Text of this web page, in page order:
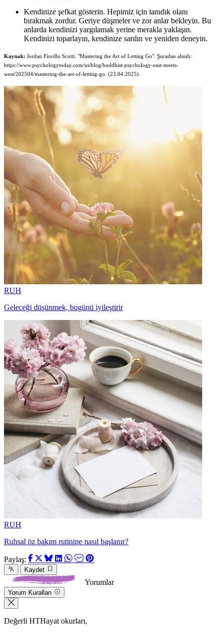
Kendinize şefkat gösterin. Hepimiz için tanıdık olanı
bırakmak zordur. Geriye düşmeler ve zor anlar bekleyin. Bu
anlarda kendinizi yargılamak yerine merakla yaklaşın.
Kendinizi toparlayın, kendinize sarılın ve yeniden deneyin.
Kaynak: Jordan Fiorillo Scotti. "Mastering the Art of Letting Go". Şuradan alındı:
https://www.psychologytoday.com/us/blog/buddhist-psychology-east-meets-
west/202504/mastering-the-art-of-letting-go. (23.04.2025).
RUH
Geleceği düşünmek, bugünü iyileştirir
RUH
Ruhsal öz bakım rutinine nasıl başlanır?
Paylaş:
Kaydet
Yorumlar
Yorum Kuralları
Değerli HTHayat okurları,